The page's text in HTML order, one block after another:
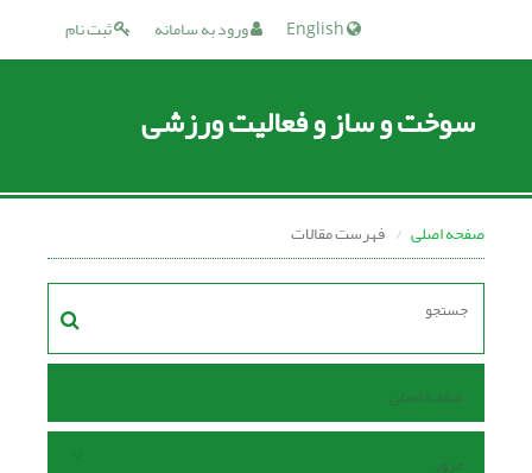
ثبت نام ورود به سامانه
سوخت و ساز و فعالیت ورزشی
صفحه اصلی فهرست مقالات
صفحه اصلی
مرور